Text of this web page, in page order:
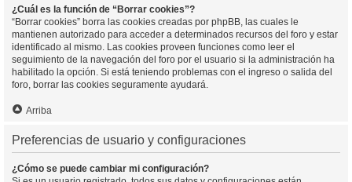
¿Cuál es la función de “Borrar cookies”?
“Borrar cookies” borra las cookies creadas por phpBB, las cuales le
mantienen autorizado para acceder a determinados recursos del foro y estar
identificado al mismo. Las cookies proveen funciones como leer el
seguimiento de la navegación del foro por el usuario si la administración ha
habilitado la opción. Si está teniendo problemas con el ingreso o salida del
foro, borrar las cookies seguramente ayudará.
Arriba
Preferencias de usuario y configuraciones
¿Cómo se puede cambiar mi configuración?